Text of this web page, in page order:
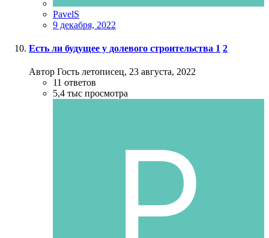
PavelS
9 декабря, 2022
Есть ли будущее у долевого строительства 1 2
Автор Гость летописец, 23 августа, 2022
11 ответов
5,4 тыс просмотра